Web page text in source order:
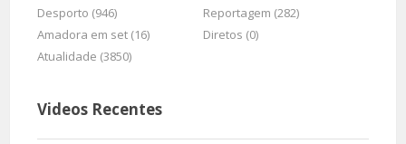
Desporto (946)
Reportagem (282)
Amadora em set (16)
Diretos (0)
Atualidade (3850)
Videos Recentes